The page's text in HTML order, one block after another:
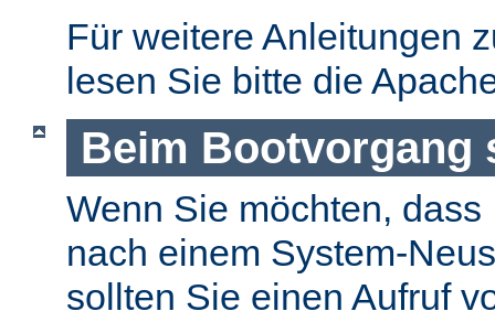
Für weitere Anleitungen
lesen Sie bitte die
Beim Bootvorgang
Wenn Sie möchten,
nach einem System-
sollten Sie einen Aufruf